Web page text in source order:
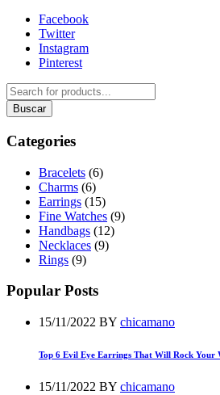
Facebook
Twitter
Instagram
Pinterest
Categories
Bracelets (6)
Charms (6)
Earrings (15)
Fine Watches (9)
Handbags (12)
Necklaces (9)
Rings (9)
Popular Posts
15/11/2022 BY chicamano
Top 6 Evil Eye Earrings That Will Rock Your
15/11/2022 BY chicamano